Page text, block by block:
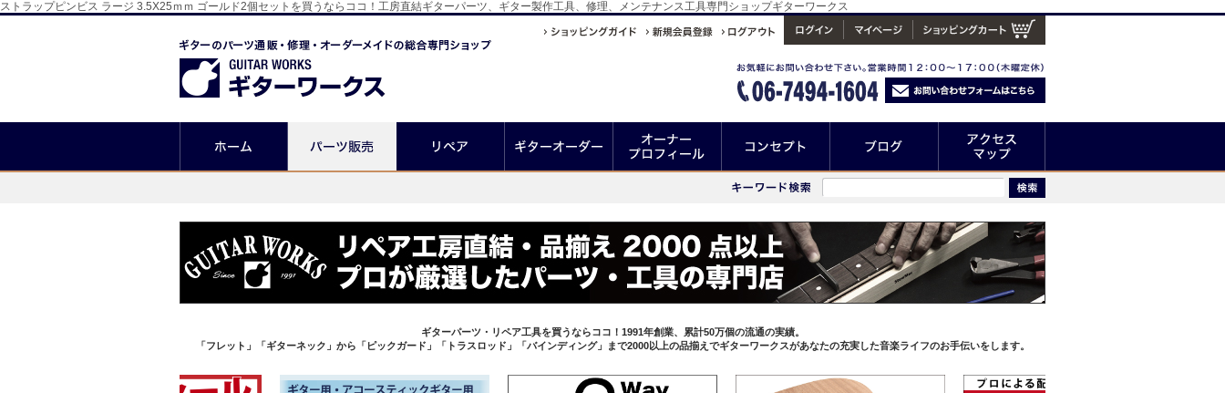
ストラップピンビス ラージ 3.5X25ｍｍ ゴールド2個セットを買うならココ！工房直結ギターパーツ、ギター製作工具、修理、メンテナンス工具専門ショップギターワークス
ギターパーツ・リペア工具を買うならココ！1991年創業、累計50万個の流通の実績。
「フレット」「ギターネック」から「ピックガード」「トラスロッド」「バインディング」まで2000以上の品揃えでギターワークスがあなたの充実した音楽ライフのお手伝いをします。